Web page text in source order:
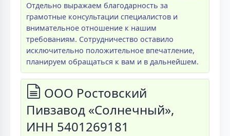
Отдельно выражаем благодарность за
грамотные консультации специалистов и
внимательное отношение к нашим
требованиям. Сотрудничество оставило
исключительно положительное впечатление,
планируем обращаться к вам и в дальнейшем.
ООО Ростовский
Пивзавод «Солнечный»,
ИНН 5401269181